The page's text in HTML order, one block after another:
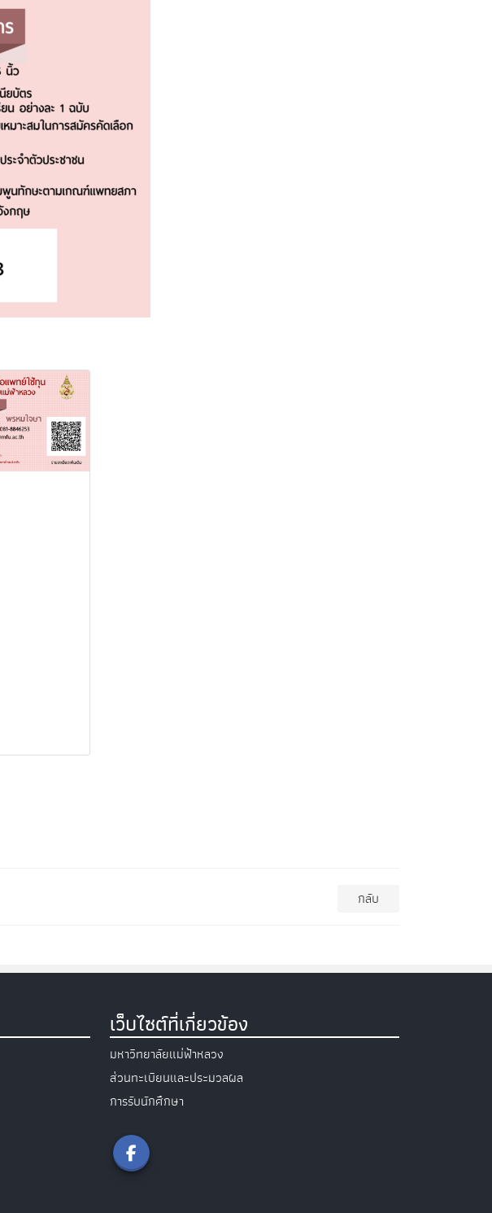
กลับ
เว็บไซต์ที่เกี่ยวข้อง
มหาวิทยาลัยแม่ฟ้าหลวง
ส่วนทะเบียนและประมวลผล
การรับนักศึกษา